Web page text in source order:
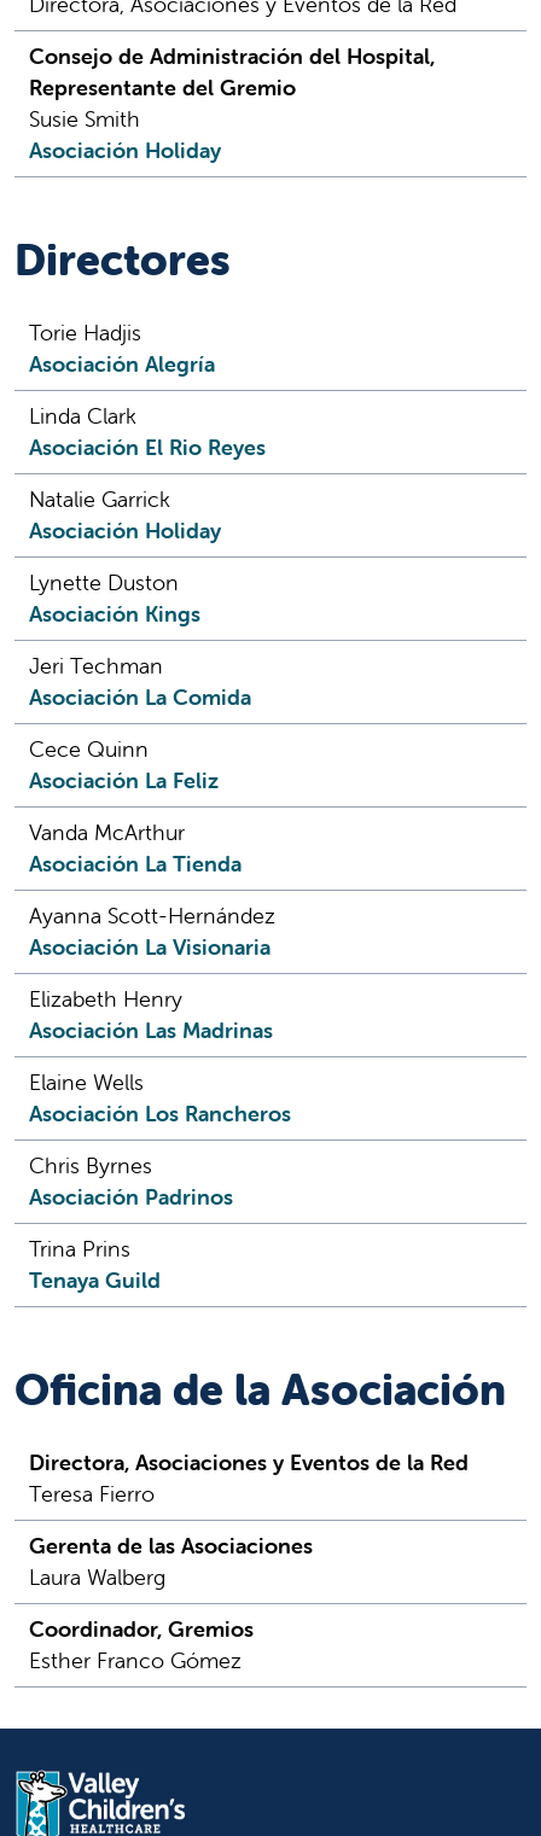
Consejo de Administración del Hospital,
Representante del Gremio
Susie Smith
Asociación Holiday
Directores
Torie Hadjis
Asociación Alegría
Linda Clark
Asociación El Rio Reyes
Natalie Garrick
Asociación Holiday
Lynette Duston
Asociación Kings
Jeri Techman
Asociación La Comida
Cece Quinn
Asociación La Feliz
Vanda McArthur
Asociación La Tienda
Ayanna Scott-Hernández
Asociación La Visionaria
Elizabeth Henry
Asociación Las Madrinas
Elaine Wells
Asociación Los Rancheros
Chris Byrnes
Asociación Padrinos
Trina Prins
Tenaya Guild
Oficina de la Asociación
Directora, Asociaciones y Eventos de la Red
Teresa Fierro
Gerenta de las Asociaciones
Laura Walberg
Coordinador, Gremios
Esther Franco Gómez